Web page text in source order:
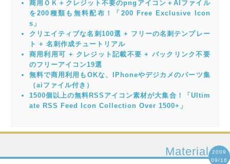
商用ＯＫ＋クレジット不要のpngアイコン＋AIファイル
を200種類も無料配布！「200 Free Exclusive Icon
s」
クリエイティブな名刺100選 + フリーの名刺テンプレー
ト + 名刺作成チュートリアル
商用利用可 + クレジット記載不要 + バックリンク不要
のフリーアイコン19選
無料で商用利用もOKな、IPhoneやデジカメのパーツ集
（aiファイル付き）
1500個以上の無料RSSアイコン素材が大集合！「Ultim
ate RSS Feed Icon Collection Over 1500+」
Material 2009
09/16